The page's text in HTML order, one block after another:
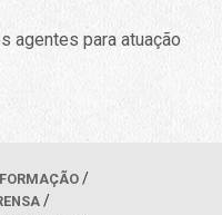
agentes para atuação